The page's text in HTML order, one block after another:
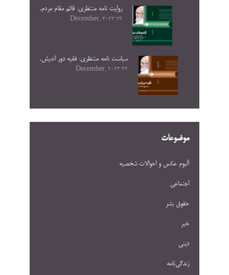
روایت نامه منتظری: قائم مقام مردم.
23 December, 2023
سیاست نامه منتظری: فقیه دور اندیش.
23 December, 2023
موضوعات
آلبوم عکس و احوالات شخصيه
اجتماعی
حقوق بشر
خبر
دینی
زندگی‌نامه